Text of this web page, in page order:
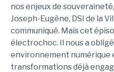
nos enjeux de
Joseph-Eugène, DSI de la
communiqué. Mais cet
électrochoc. Il nous a
environnement numérique
transformations déjà